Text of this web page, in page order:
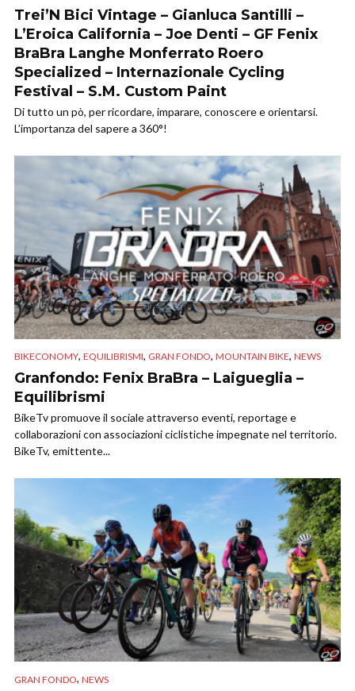
Trei’N Bici Vintage – Gianluca Santilli –
L’Eroica California – Joe Denti – GF Fenix
BraBra Langhe Monferrato Roero
Specialized – Internazionale Cycling
Festival – S.M. Custom Paint
Di tutto un pò, per ricordare, imparare, conoscere e orientarsi.
L’importanza del sapere a 360°!
BIKECONOMY, EQUILIBRISMI, GRAN FONDO, MOUNTAIN BIKE, NEWS
Granfondo: Fenix BraBra – Laigueglia –
Equilibrismi
BikeTv promuove il sociale attraverso eventi, reportage e
collaborazioni con associazioni ciclistiche impegnate nel territorio.
BikeTv, emittente...
GRAN FONDO, NEWS